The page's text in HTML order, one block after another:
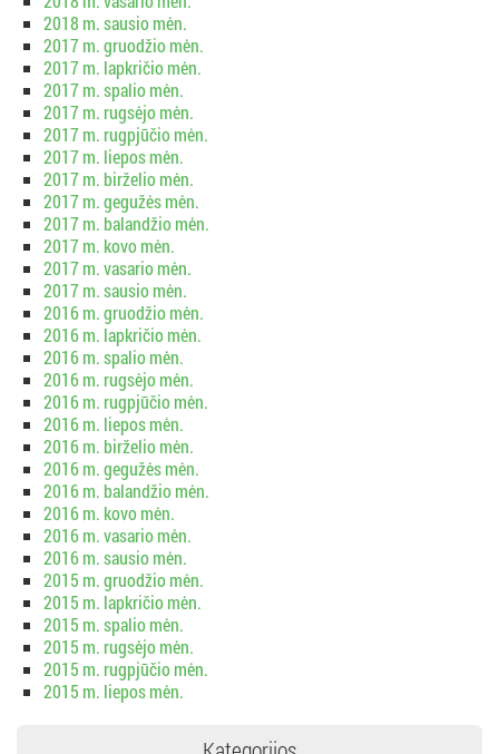
2018 m. sausio mėn.
2017 m. gruodžio mėn.
2017 m. lapkričio mėn.
2017 m. spalio mėn.
2017 m. rugsėjo mėn.
2017 m. rugpjūčio mėn.
2017 m. liepos mėn.
2017 m. birželio mėn.
2017 m. gegužės mėn.
2017 m. balandžio mėn.
2017 m. kovo mėn.
2017 m. vasario mėn.
2017 m. sausio mėn.
2016 m. gruodžio mėn.
2016 m. lapkričio mėn.
2016 m. spalio mėn.
2016 m. rugsėjo mėn.
2016 m. rugpjūčio mėn.
2016 m. liepos mėn.
2016 m. birželio mėn.
2016 m. gegužės mėn.
2016 m. balandžio mėn.
2016 m. kovo mėn.
2016 m. vasario mėn.
2016 m. sausio mėn.
2015 m. gruodžio mėn.
2015 m. lapkričio mėn.
2015 m. spalio mėn.
2015 m. rugsėjo mėn.
2015 m. rugpjūčio mėn.
2015 m. liepos mėn.